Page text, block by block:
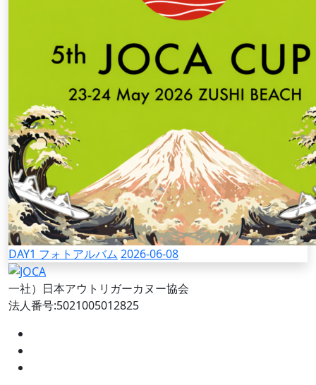
DAY1 フォトアルバム 2026-06-08
一社）日本アウトリガーカヌー協会
法人番号:5021005012825